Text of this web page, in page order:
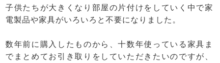
子供たちが大きくなり部屋の片付けをしていく中で家
電製品や家具がいろいろと不要になりました。
数年前に購入したものから、十数年使っている家具ま
でまとめてお引き取りをしていただきたいのですが、